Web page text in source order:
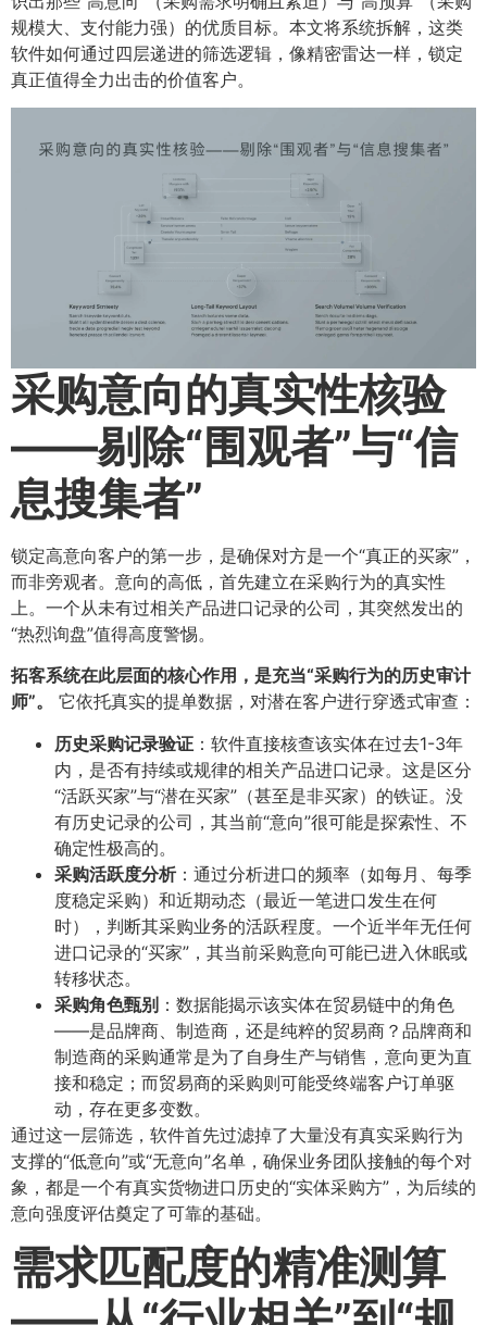
规模大、支付能力强）的优质目标。本文将系统拆解，这类
软件如何通过四层递进的筛选逻辑，像精密雷达一样，锁定
真正值得全力出击的价值客户。
采购意向的真实性核验
——剔除“围观者”与“信
息搜集者”​
锁定高意向客户的第一步，是确保对方是一个“真正的买家”，
而非旁观者。意向的高低，首先建立在采购行为的真实性
上。一个从未有过相关产品进口记录的公司，其突然发出的
“热烈询盘”值得高度警惕。
拓客系统在此层面的核心作用，是充当“采购行为的历史审计
师”。​
它依托真实的提单数据，对潜在客户进行穿透式审查：
历史采购记录验证 ​：软件直接核查该实体在过去1-3年
内，是否有持续或规律的相关产品进口记录。这是区分
“活跃买家”与“潜在买家”（甚至是非买家）的铁证。没
有历史记录的公司，其当前“意向”很可能是探索性、不
确定性极高的。
采购活跃度分析​：通过分析进口的频率（如每月、每季
度稳定采购）和近期动态（最近一笔进口发生在何
时），判断其采购业务的活跃程度。一个近半年无任何
进口记录的“买家”，其当前采购意向可能已进入休眠或
转移状态。
采购角色甄别 ​：数据能揭示该实体在贸易链中的角色
——是品牌商、制造商，还是纯粹的贸易商？品牌商和
制造商的采购通常是为了自身生产与销售，意向更为直
接和稳定；而贸易商的采购则可能受终端客户订单驱
动，存在更多变数。
通过这一层筛选，软件首先过滤掉了大量没有真实采购行为
支撑的“低意向”或“无意向”名单，确保业务团队接触的每个对
象，都是一个有真实货物进口历史的“实体采购方”，为后续的
意向强度评估奠定了可靠的基础。
需求匹配度的精准测算